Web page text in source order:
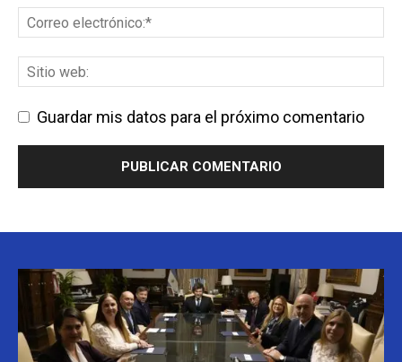
Guardar mis datos para el próximo comentario